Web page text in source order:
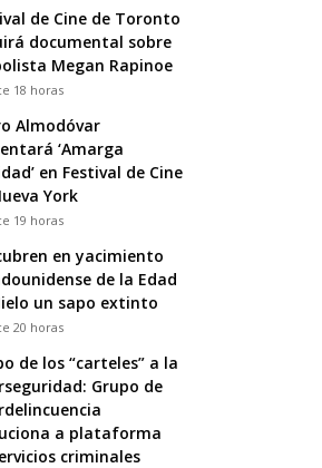
de Cine de Toronto
documental sobre
Megan Rapinoe
18 horas
Almodóvar
‘Amarga
en Festival de Cine
York
19 horas
en yacimiento
de la Edad
un sapo extinto
20 horas
de los “carteles” a la
Grupo de
a plataforma
criminales